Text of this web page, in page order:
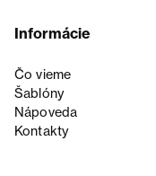
Informácie
Čo vieme
Šablóny
Nápoveda
Kontakty